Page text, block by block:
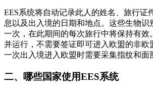
EES系统将自动记录此人的姓名、旅行证
息以及出入境的日期和地点。这些生物识
一次，在此期间的每次旅行中将保持有效
并运行，不需要签证即可进入欧盟的非欧
一次出入境进入欧盟时需要采集指纹和面
二、哪些国家使用EES系统